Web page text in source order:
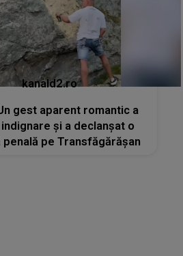
kanald2.ro
gest aparent romantic a
și a declanșat o
penală pe Transfăgărășan